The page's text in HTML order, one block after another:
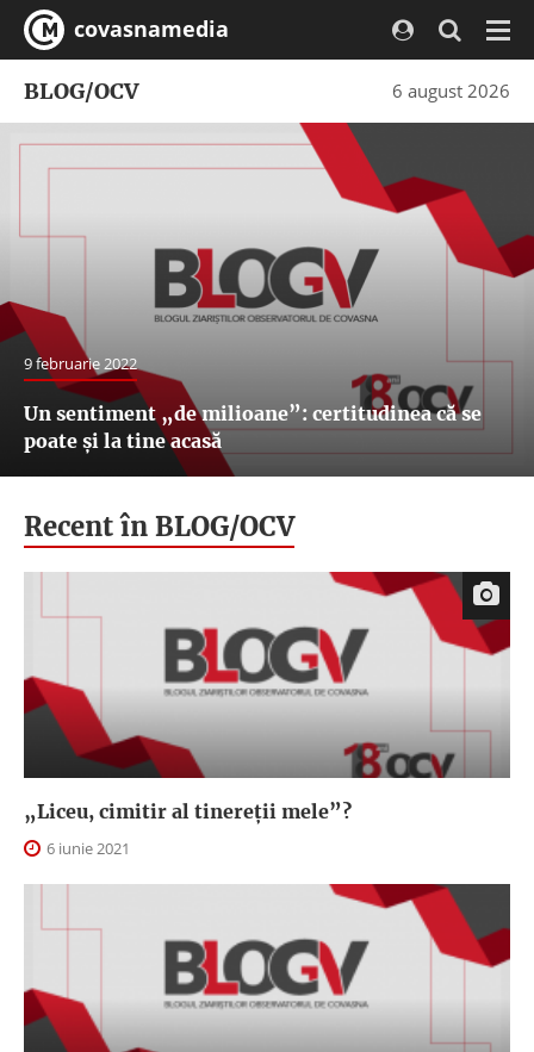
covasnamedia
6 august 2026
BLOG/OCV
9 februarie 2022
Un sentiment „de milioane”: certitudinea că se
poate și la tine acasă
Recent în BLOG/OCV
„Liceu, cimitir al tinereții mele”?
6 iunie 2021